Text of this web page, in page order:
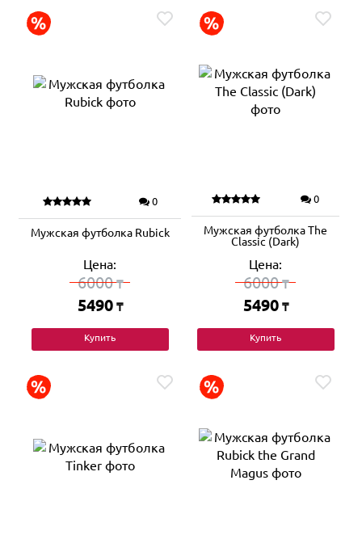
0
Мужская футболка Rubick
Цена:
6000₸
5490 ₸
Купить
0
Мужская футболка The
Classic (Dark)
Цена:
6000₸
5490 ₸
Купить